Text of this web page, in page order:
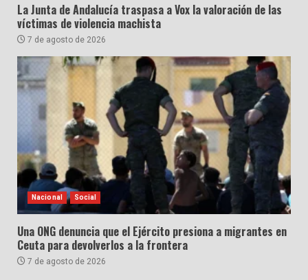
La Junta de Andalucía traspasa a Vox la valoración de las
víctimas de violencia machista
7 de agosto de 2026
Nacional Social
Una ONG denuncia que el Ejército presiona a migrantes en
Ceuta para devolverlos a la frontera
7 de agosto de 2026